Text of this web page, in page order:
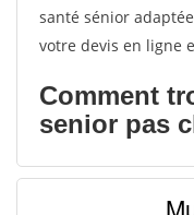
santé sénior
votre devis en ligne
Comment
senior pas